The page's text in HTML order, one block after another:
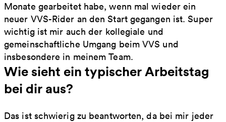
Monate gearbeitet habe, wenn mal wieder ein
neuer VVS-Rider an den Start gegangen ist. Super
wichtig ist mir auch der kollegiale und
gemeinschaftliche Umgang beim VVS und
insbesondere in meinem Team.
Wie sieht ein typischer Arbeitstag
bei dir aus?
Das ist schwierig zu beantworten, da bei mir jeder